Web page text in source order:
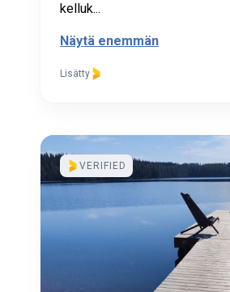
kelluk...
Näytä enemmän
Lisätty
VERIFIED